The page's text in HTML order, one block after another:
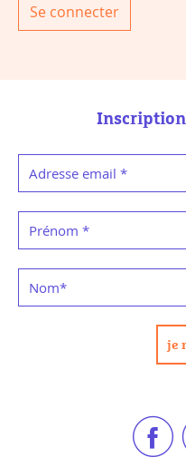
Se connecter
Adresse email *
Prénom *
Nom*